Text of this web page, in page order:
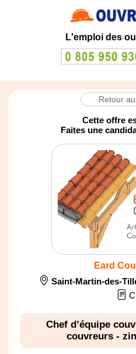
L'emploi des
Retour
Cette offre
Faites une
Eard
Saint-Martin-des-
Chef d’équipe
couvreurs -